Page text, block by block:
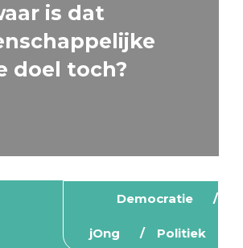
is dat
doel toch?
Democratie
jOng Politiek